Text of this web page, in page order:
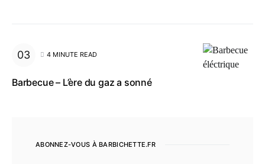
4 MINUTE READ
Barbecue – L’ère du gaz a sonné
ABONNEZ-VOUS À BARBICHETTE.FR